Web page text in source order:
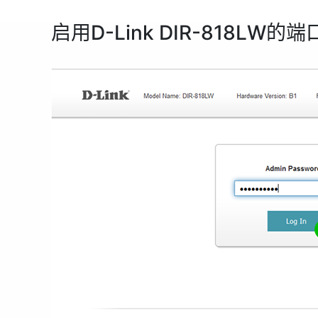
启用D-Link DIR-818LW的端